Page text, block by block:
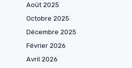
Août 2025
Octobre 2025
Décembre 2025
Février 2026
Avril 2026